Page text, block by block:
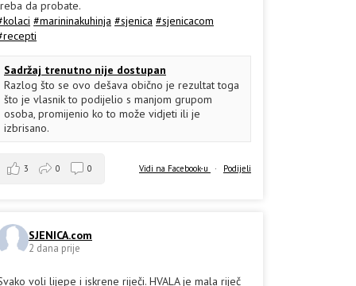
da probate.
#marininakuhinja #sjenica #sjenicacom
Sadržaj trenutno nije dostupan
Razlog što se ovo dešava obično je rezultat toga
što je vlasnik to podijelio s manjom grupom
osoba, promijenio ko to može vidjeti ili je
izbrisano.
Vidi na Facebook-u · Podijeli
3 0 0
SJENICA.com
2 dana prije
voli lijepe i iskrene riječi. HVALA je mala riječ